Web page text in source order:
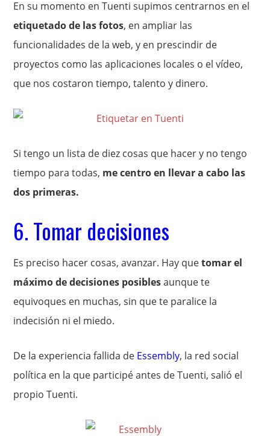
En su momento en Tuenti supimos centrarnos en el
etiquetado de las fotos, en ampliar las
funcionalidades de la web, y en prescindir de
proyectos como las aplicaciones locales o el vídeo,
que nos costaron tiempo, talento y dinero.
Si tengo un lista de diez cosas que hacer y no tengo
tiempo para todas, me centro en llevar a cabo las
dos primeras.
6. Tomar decisiones
Es preciso hacer cosas, avanzar. Hay quetomar el
máximo de decisiones posiblesaunque te
equivoques en muchas, sin que te paralice la
indecisión ni el miedo.
De la experiencia fallida de Essembly, la red social
política en la que participé antes de Tuenti, salió el
propio Tuenti.